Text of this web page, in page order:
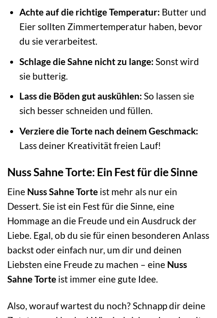
Achte auf die richtige Temperatur: Butter und
Eier sollten Zimmertemperatur haben, bevor
du sie verarbeitest.
Schlage die Sahne nicht zu lange: Sonst wird
sie butterig.
Lass die Böden gut auskühlen: So lassen sie
sich besser schneiden und füllen.
Verziere die Torte nach deinem Geschmack:
Lass deiner Kreativität freien Lauf!
Nuss Sahne Torte: Ein Fest für die Sinne
Eine Nuss Sahne Torte ist mehr als nur ein
Dessert. Sie ist ein Fest für die Sinne, eine
Hommage an die Freude und ein Ausdruck der
Liebe. Egal, ob du sie für einen besonderen Anlass
backst oder einfach nur, um dir und deinen
Liebsten eine Freude zu machen – eine Nuss
Sahne Torte ist immer eine gute Idee.
Also, worauf wartest du noch? Schnapp dir deine